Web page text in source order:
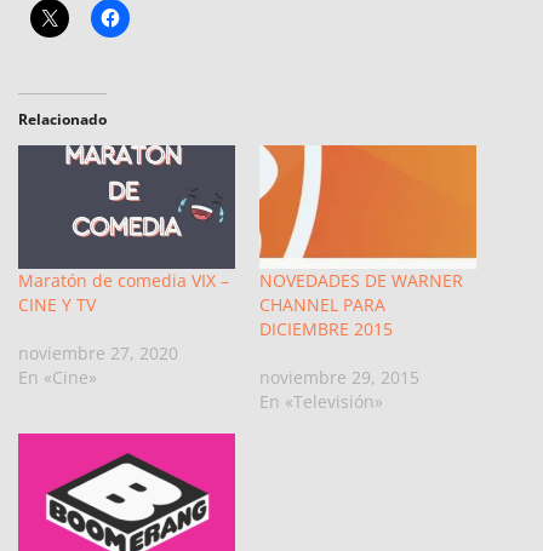
Relacionado
Maratón de comedia VIX –
CINE Y TV
noviembre 27, 2020
En «Cine»
NOVEDADES DE WARNER
CHANNEL PARA
DICIEMBRE 2015
noviembre 29, 2015
En «Televisión»